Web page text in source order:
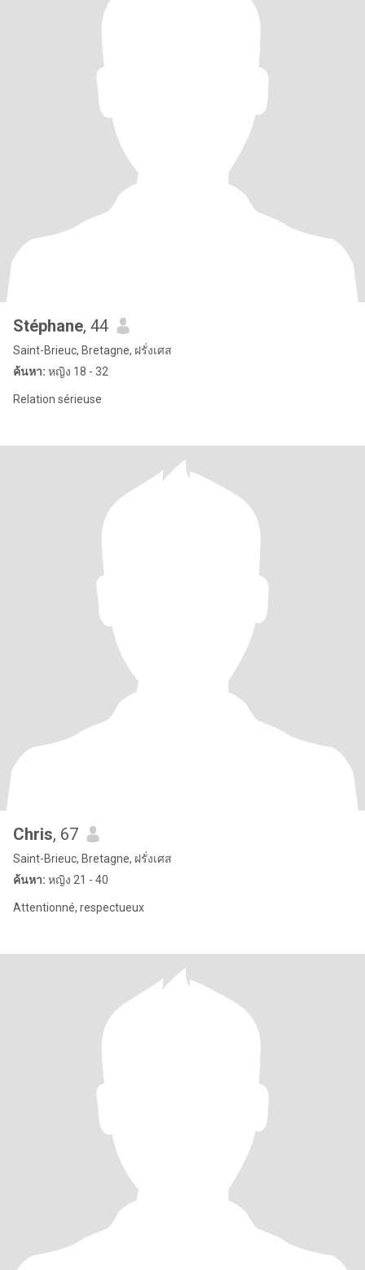
Stéphane, 44
Saint-Brieuc, Bretagne, ฝรั่งเศส
ค้นหา: หญิง 18 - 32
Relation sérieuse
Chris, 67
Saint-Brieuc, Bretagne, ฝรั่งเศส
ค้นหา: หญิง 21 - 40
Attentionné, respectueux